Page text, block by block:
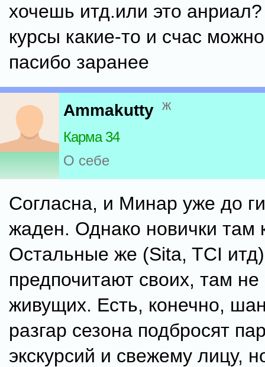
хочешь итд.или это анриал?
курсы какие-то и счас
пасибо заранее
Ammakutty ж
Карма 34
О себе
Согласна, и Минар уже до
жаден. Однако новички там
Остальные же (Sita, TCI итд)
предпочитают своих, там не
живущих. Есть, конечно,
разгар сезона подбросят
экскурсий и свежему лицу,